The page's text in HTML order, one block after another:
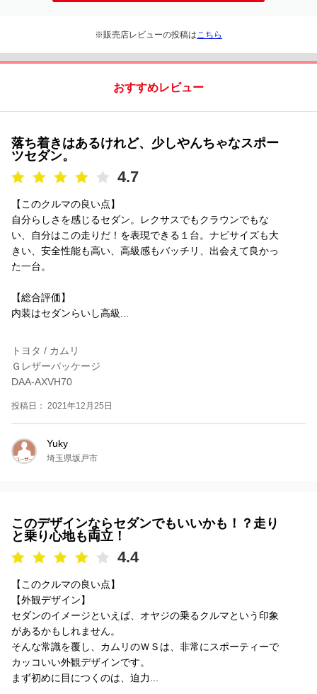
※販売店レビューの投稿は こちら
おすすめレビュー
落ち着きはあるけれど、少しやんちゃなスポー
ツセダン。
4.7
【このクルマの良い点】
自分らしさを感じるセダン。レクサスでもクラウンでもな
い、自分はこの走りだ！を表現できる１台。ナビサイズも大
きい、安全性能も高い、高級感もバッチリ、出会えて良かっ
た一台。
【総合評価】
内装はセダンらいし高級...
トヨタ / カムリ
Ｇレザーパッケージ
DAA-AXVH70
投稿日： 2021年12月25日
Yuky
埼玉県坂戸市
このデザインならセダンでもいいかも！？走り
と乗り心地も両立！
4.4
【このクルマの良い点】
【外観デザイン】
セダンのイメージといえば、オヤジの乗るクルマという印象
があるかもしれません。
そんな常識を覆し、カムリのＷＳは、非常にスポーティーで
カッコいい外観デザインです。
まず初めに目につくのは、迫力...